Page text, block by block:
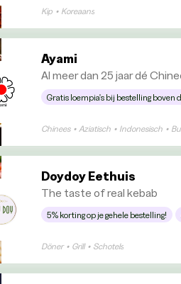
Kip • Koreaans
Ayami
Al meer dan 25 jaar dé
Gratis loempia's bij bestelling boven
Chinees • Aziatisch • Indonesisch •
Doydoy Eethuis
The taste of real kebab
5% korting op je gehele bestelling!
Döner • Grill • Schotels